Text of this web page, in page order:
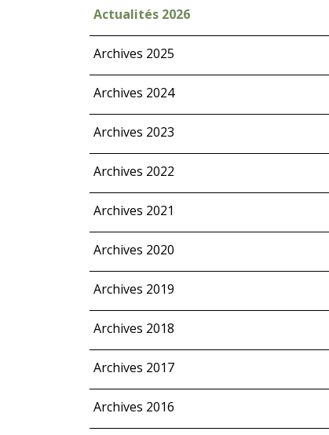
Actualités 2026
Archives 2025
Archives 2024
Archives 2023
Archives 2022
Archives 2021
Archives 2020
Archives 2019
Archives 2018
Archives 2017
Archives 2016